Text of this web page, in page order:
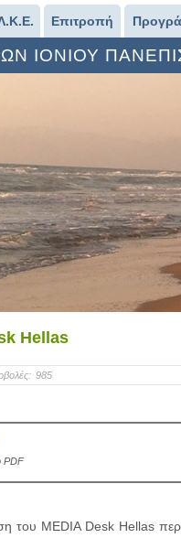
Επιτροπή
ΙΟΝΙΟΥ
Hellas
985
PDF
του MEDIA Desk Hellas